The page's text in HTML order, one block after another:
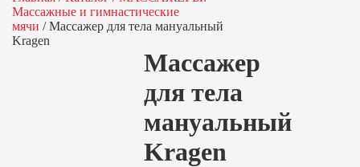
Массажные и гимнастические
мячи /Массажер для тела мануальный
Kragen
Массажер
для тела
мануальный
Kragen